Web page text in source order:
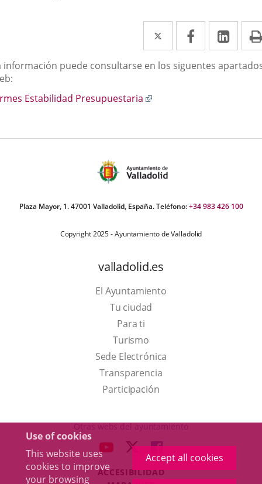
Use of cookies
This website uses
cookies to improve
your browsing
Accept all cookies
Twitter
Enlace
a
una
Facebook
Enlace
a
una
a
una
información puede consultarse en los siguentes
Estabilidad Presupuestaria
aplicación
Plaza Mayor, 1. 47001 Valladolid, España. Teléfono:+34 983 426 100
Copyright 2025 - Ayuntamiento de Valladolid
valladolid.es
El Ayuntamiento
Tu ciudad
Para ti
TurismoThis
link
will
open
a
up
window.
Sede Electrónica
Transparencia
Participación
Otras webs del ayuntamiento
LINK
EXTERNAL
LINK
TO
EXTERNAL
LINK
TO
EXTERNAL
ACCESIBILIDAD